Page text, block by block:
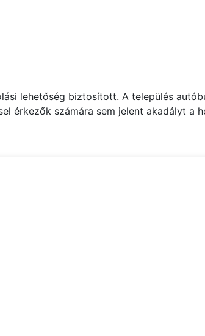
lehetőség biztosított. A település
érkezők számára sem jelent akadályt a